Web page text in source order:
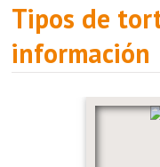
Tipos de
información